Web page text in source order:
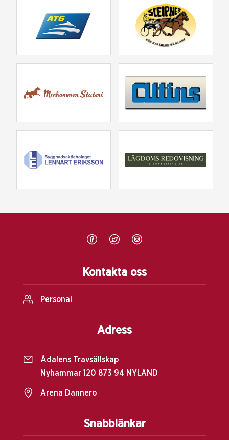
Snabblänkar
Kontakta oss
Personal
Adress
Ådalens Travsällskap
Nyhammar 120 873 94 NYLAND
Arena Dannero